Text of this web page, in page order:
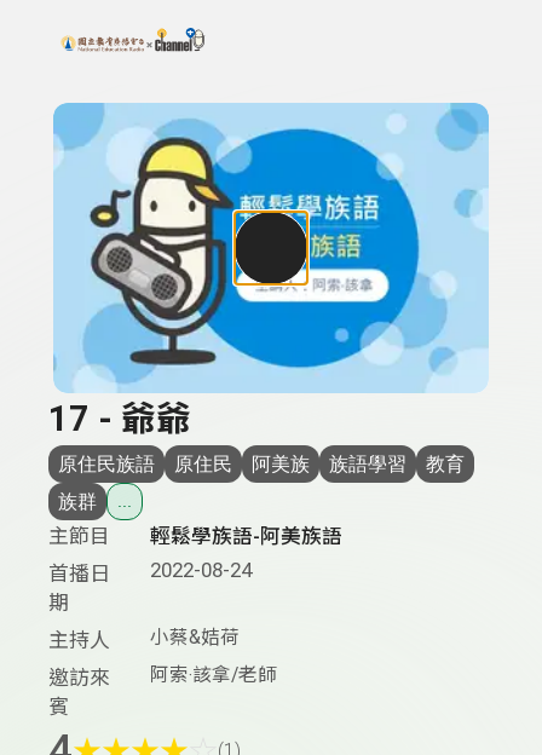
上方功能區塊
搜尋關鍵字：可輸入節目名稱、主持人或關鍵字
17 - 爺爺
原住民族語 原住民 阿美族 族語學習
教育
族群
...
主節目
輕鬆學族語-阿美族語
首播日
期
2022-08-24
主持人 小蔡&姞荷
邀訪來
賓
阿索‧該拿/老師